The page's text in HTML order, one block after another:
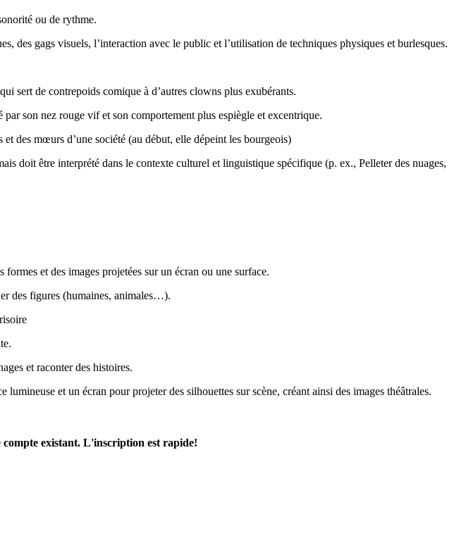
ou de rythme.
des gags visuels, l’interaction avec le public et l’utilisation de techniques physiques et burlesques.
sert de contrepoids comique à d’autres clowns plus exubérants.
son nez rouge vif et son comportement plus espiègle et excentrique.
des mœurs d’une société (au début, elle dépeint les bourgeois)
doit être interprété dans le contexte culturel et linguistique spécifique (p. ex., Pelleter des nuages,
et des images projetées sur un écran ou une surface.
des figures (humaines, animales…).
et raconter des histoires.
et un écran pour projeter des silhouettes sur scène, créant ainsi des images théâtrales.
existant. L'inscription est rapide!